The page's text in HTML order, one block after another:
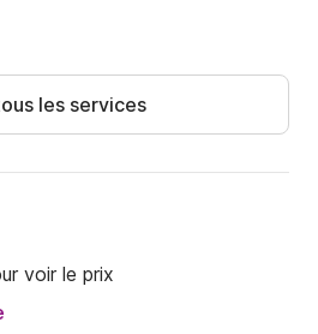
les services
voir le prix